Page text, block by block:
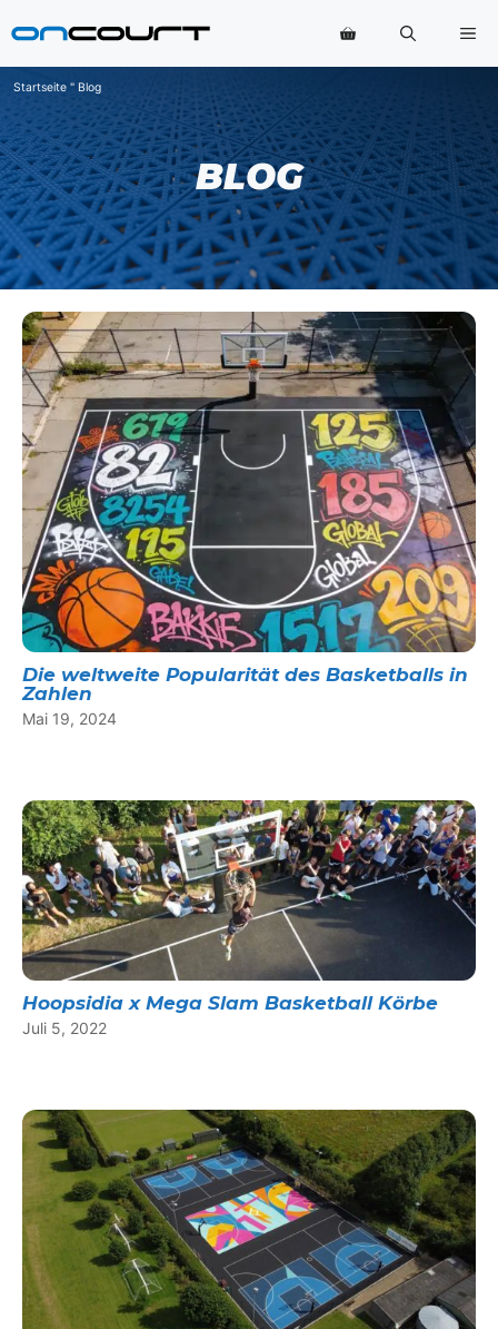
Inhalt
Startseite " Blog
BLOG
Die weltweite Popularität des Basketballs in
Zahlen
Mai 19, 2024
Hoopsidia x Mega Slam Basketball Körbe
Juli 5, 2022